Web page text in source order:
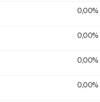
0,00%
0,00%
0,00%
0,00%